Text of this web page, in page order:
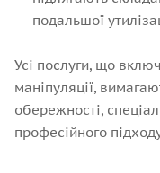
подальшої
Усі послуги, що
маніпуляції,
обережності,
професійного